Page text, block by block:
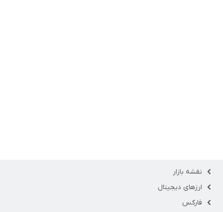
نقشه بازار
ارزهای دیجیتال
فارکس